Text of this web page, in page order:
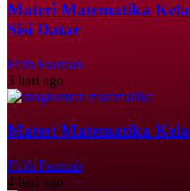
Materi Matematika
Sisi Datar
Fifih Fauziah
3 hari ago
Materi Matematika
Fifih Fauziah
4 hari ago